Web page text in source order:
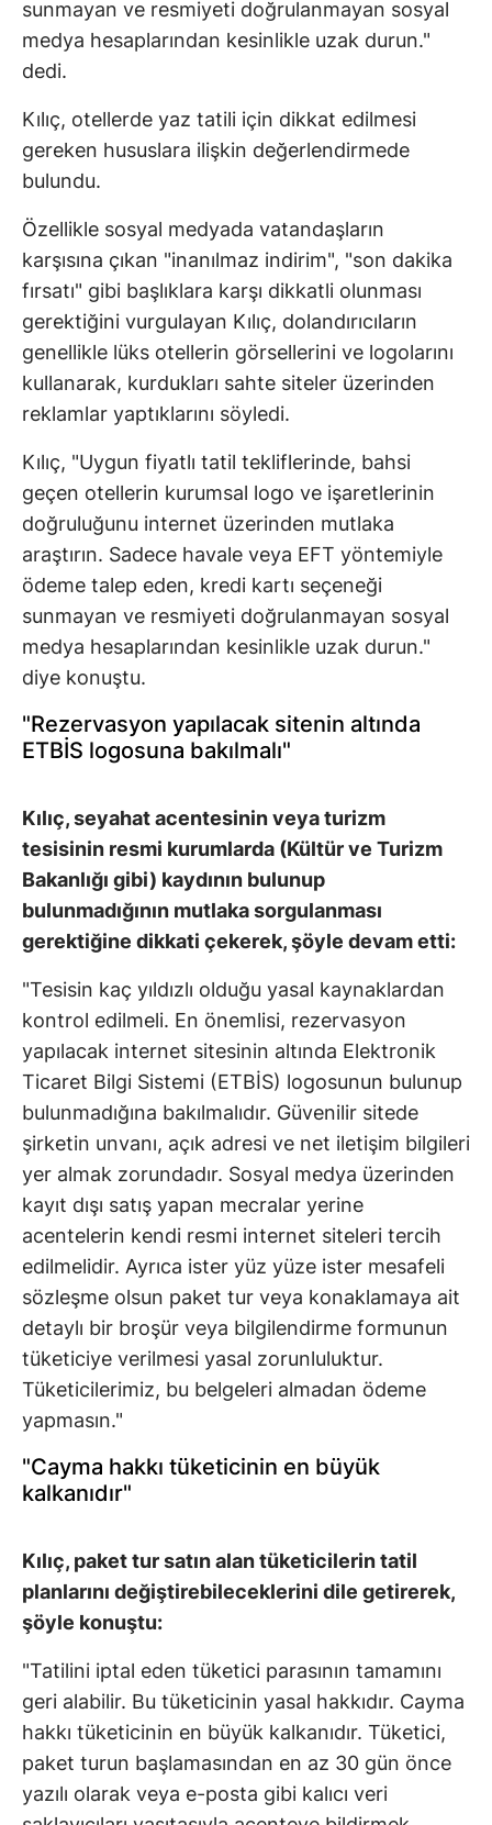
sunmayan ve resmiyeti doğrulanmayan sosyal
medya hesaplarından kesinlikle uzak durun."
dedi.
Kılıç, otellerde yaz tatili için dikkat edilmesi
gereken hususlara ilişkin değerlendirmede
bulundu.
Özellikle sosyal medyada vatandaşların
karşısına çıkan "inanılmaz indirim", "son dakika
fırsatı" gibi başlıklara karşı dikkatli olunması
gerektiğini vurgulayan Kılıç, dolandırıcıların
genellikle lüks otellerin görsellerini ve logolarını
kullanarak, kurdukları sahte siteler üzerinden
reklamlar yaptıklarını söyledi.
Kılıç, "Uygun fiyatlı tatil tekliflerinde, bahsi
geçen otellerin kurumsal logo ve işaretlerinin
doğruluğunu internet üzerinden mutlaka
araştırın. Sadece havale veya EFT yöntemiyle
ödeme talep eden, kredi kartı seçeneği
sunmayan ve resmiyeti doğrulanmayan sosyal
medya hesaplarından kesinlikle uzak durun."
diye konuştu.
"Rezervasyon yapılacak sitenin altında
ETBİS logosuna bakılmalı"
Kılıç, seyahat acentesinin veya turizm
tesisinin resmi kurumlarda (Kültür ve Turizm
Bakanlığı gibi) kaydının bulunup
bulunmadığının mutlaka sorgulanması
gerektiğine dikkati çekerek, şöyle devam etti:
"Tesisin kaç yıldızlı olduğu yasal kaynaklardan
kontrol edilmeli. En önemlisi, rezervasyon
yapılacak internet sitesinin altında Elektronik
Ticaret Bilgi Sistemi (ETBİS) logosunun bulunup
bulunmadığına bakılmalıdır. Güvenilir sitede
şirketin unvanı, açık adresi ve net iletişim bilgileri
yer almak zorundadır. Sosyal medya üzerinden
kayıt dışı satış yapan mecralar yerine
acentelerin kendi resmi internet siteleri tercih
edilmelidir. Ayrıca ister yüz yüze ister mesafeli
sözleşme olsun paket tur veya konaklamaya ait
detaylı bir broşür veya bilgilendirme formunun
tüketiciye verilmesi yasal zorunluluktur.
Tüketicilerimiz, bu belgeleri almadan ödeme
yapmasın."
"Cayma hakkı tüketicinin en büyük
kalkanıdır"
Kılıç, paket tur satın alan tüketicilerin tatil
planlarını değiştirebileceklerini dile getirerek,
şöyle konuştu:
"Tatilini iptal eden tüketici parasının tamamını
geri alabilir. Bu tüketicinin yasal hakkıdır. Cayma
hakkı tüketicinin en büyük kalkanıdır. Tüketici,
paket turun başlamasından en az 30 gün önce
yazılı olarak veya e-posta gibi kalıcı veri